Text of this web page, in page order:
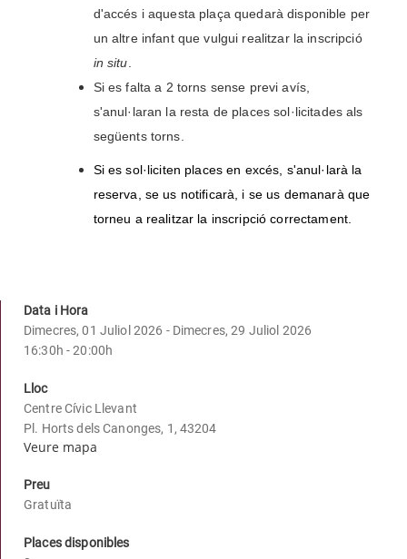
d'accés i aquesta plaça quedarà disponible per
un altre infant que vulgui realitzar la inscripció
in situ
Si es falta a 2 torns sense previ avís,
s'anul·laran la resta de places sol·licitades als
següents torns.
Si es sol·liciten places en excés, s'anul·larà la
reserva, se us notificarà, i se us demanarà que
torneu a realitzar la inscripció correctament.
Data i Hora
Dimecres, 01 Juliol 2026 - Dimecres, 29 Juliol 2026
16:30h - 20:00h
Lloc
Centre Cívic Llevant
Pl. Horts dels Canonges, 1, 43204
Veure mapa
Preu
Gratuïta
Places disponibles